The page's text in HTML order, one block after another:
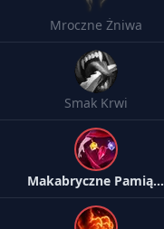
Mroczne Żniwa
Smak Krwi
Makabryczne Pamiątki